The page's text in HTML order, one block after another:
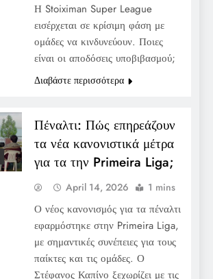
Η Stoiximan Super League
εισέρχεται σε κρίσιμη φάση με
ομάδες να κινδυνεύουν. Ποιες
είναι οι αποδόσεις υποβιβασμού;
Διαβάστε περισσότερα
Πέναλτι: Πώς επηρεάζουν
τα νέα κανονιστικά μέτρα
για τα την Primeira Liga;
April 14, 2026 1 mins
Ο νέος κανονισμός για τα πέναλτι
εφαρμόστηκε στην Primeira Liga,
με σημαντικές συνέπειες για τους
παίκτες και τις ομάδες. Ο
Στέφανος Καπίνο ξεχωρίζει με τις